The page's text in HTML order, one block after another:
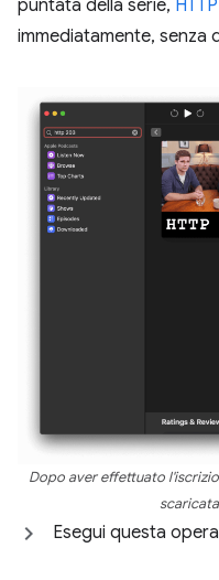
puntata della serie,
immediatamente, senza
Dopo aver effettuato
Esegui questa